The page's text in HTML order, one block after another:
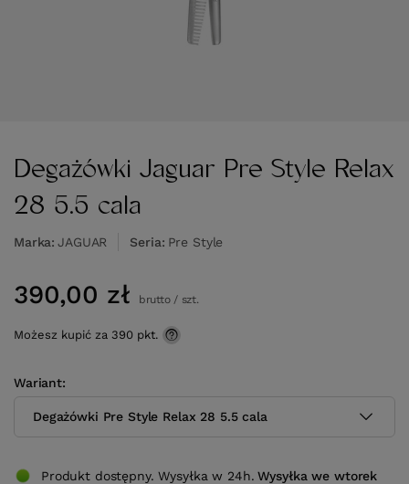
Degażówki Jaguar Pre Style Relax
28 5.5 cala
Marka JAGUAR Seria Pre Style
Wariant
Degażówki Pre Style Relax 28 5.5 cala
390,00 zł brutto/ szt.
Możesz kupić za 390 pkt.
Produkt dostępny. Wysyłka w 24h. Wysyłkawe wtorek